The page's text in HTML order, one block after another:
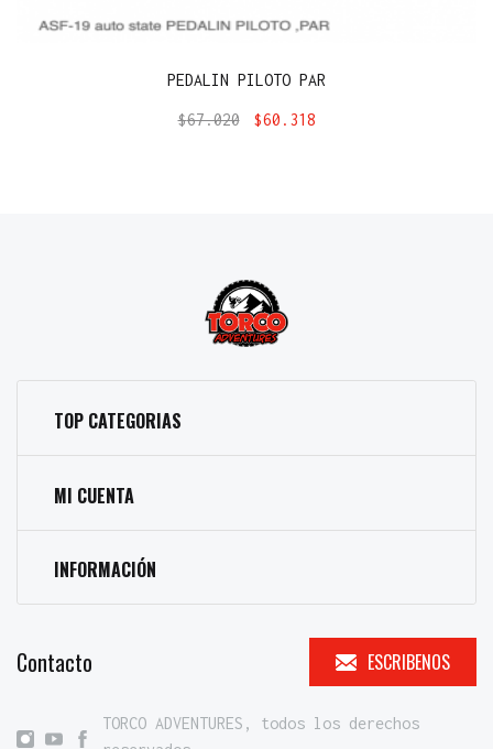
PEDALIN PILOTO PAR
$67.020 $60.318
TOP CATEGORIAS
MI CUENTA
INFORMACIÓN
Contacto ESCRIBENOS
TORCO ADVENTURES, todos los derechos